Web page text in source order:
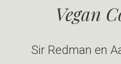
Vegan
Sir Redman en